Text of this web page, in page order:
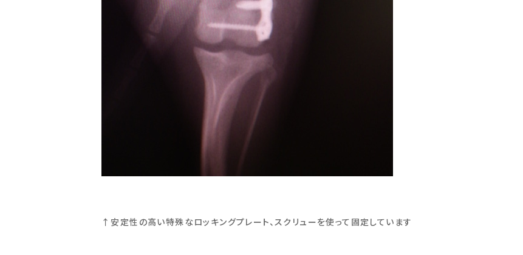
↑安定性の高い特殊なロッキングプレート、スクリューを使って固定しています